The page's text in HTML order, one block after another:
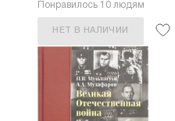
Понравилось 10 людям
НЕТ В НАЛИЧИИ